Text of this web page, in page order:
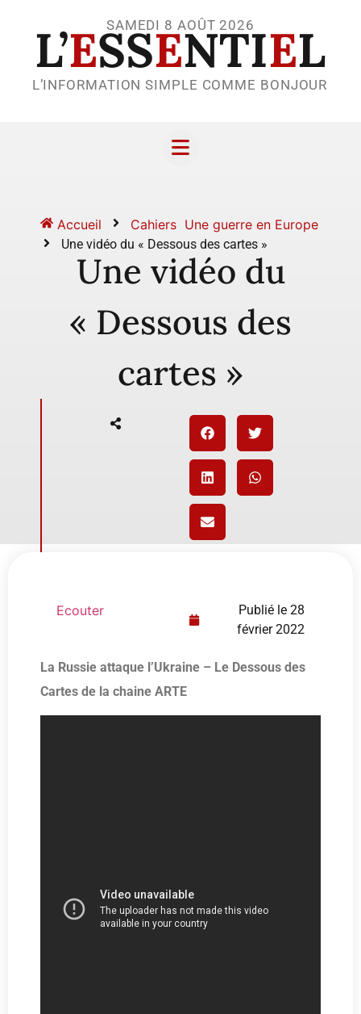
SAMEDI 8 AOÛT 2026
L’ESSENTIEL
L’INFORMATION SIMPLE COMME BONJOUR
Accueil Cahiers Une guerre en Europe
Une vidéo du « Dessous des cartes »
Une vidéo du
« Dessous des
cartes »
Ecouter Publié le 28
février 2022
La Russie attaque l’Ukraine – Le Dessous des
Cartes de la chaine ARTE